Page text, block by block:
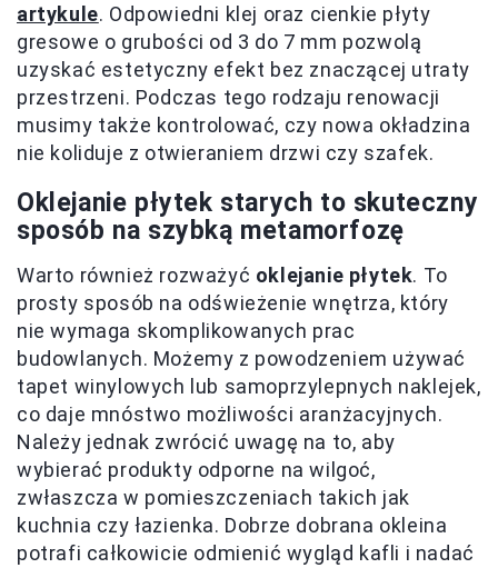
artykule. Odpowiedni klej oraz cienkie płyty
gresowe o grubości od 3 do 7 mm pozwolą
uzyskać estetyczny efekt bez znaczącej utraty
przestrzeni. Podczas tego rodzaju renowacji
musimy także kontrolować, czy nowa okładzina
nie koliduje z otwieraniem drzwi czy szafek.
Oklejanie płytek starych to skuteczny
sposób na szybką metamorfozę
Warto również rozważyć oklejanie płytek. To
prosty sposób na odświeżenie wnętrza, który
nie wymaga skomplikowanych prac
budowlanych. Możemy z powodzeniem używać
tapet winylowych lub samoprzylepnych naklejek,
co daje mnóstwo możliwości aranżacyjnych.
Należy jednak zwrócić uwagę na to, aby
wybierać produkty odporne na wilgoć,
zwłaszcza w pomieszczeniach takich jak
kuchnia czy łazienka. Dobrze dobrana okleina
potrafi całkowicie odmienić wygląd kafli i nadać